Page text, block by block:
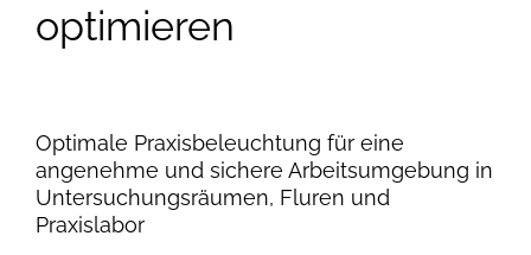
optimieren
Optimale Praxisbeleuchtung für eine
angenehme und sichere Arbeitsumgebung in
Untersuchungsräumen, Fluren und
Praxislabor